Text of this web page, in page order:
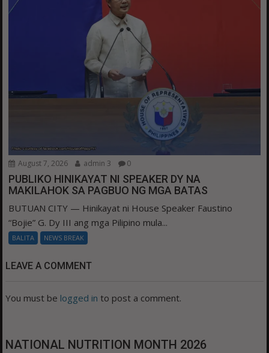
August 7, 2026 admin 3 0
PUBLIKO HINIKAYAT NI SPEAKER DY NA
MAKILAHOK SA PAGBUO NG MGA BATAS
BUTUAN CITY — Hinikayat ni House Speaker Faustino
“Bojie” G. Dy III ang mga Pilipino mula...
BALITA NEWS BREAK
LEAVE A COMMENT
You must be logged in to post a comment.
NATIONAL NUTRITION MONTH 2026